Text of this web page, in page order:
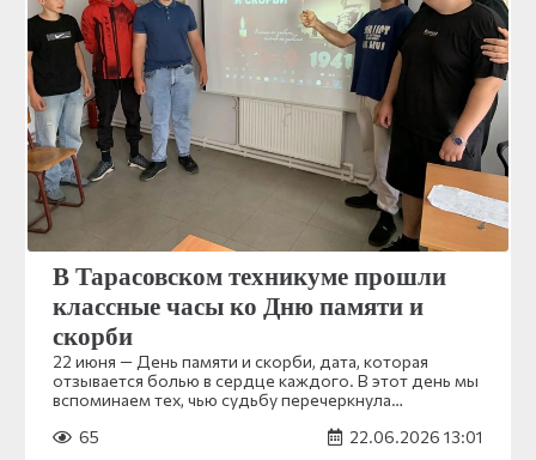
В Тарасовском техникуме прошли
классные часы ко Дню памяти и
скорби
22 июня — День памяти и скорби, дата, которая
отзывается болью в сердце каждого. В этот день мы
вспоминаем тех, чью судьбу перечеркнула…
65
22.06.2026 13:01